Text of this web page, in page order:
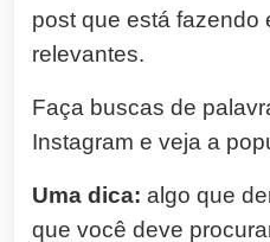
post que está fazendo
relevantes.
Faça buscas de
Instagram e veja a
Uma dica: algo que
que você deve